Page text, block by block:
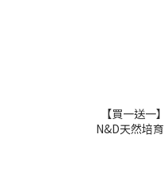
【買一送
N&D天然培
顆粒 20KG